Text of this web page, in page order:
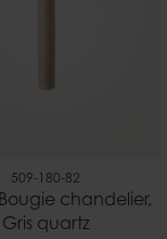
509-180-82
Bougie chandelier,
Gris quartz